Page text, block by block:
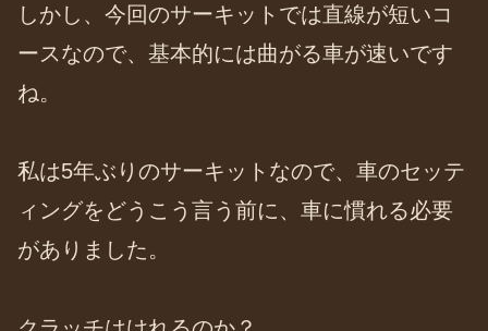
しかし、今回のサーキットでは直線が短いコ
ースなので、基本的には曲がる車が速いです
ね。
私は5年ぶりのサーキットなので、車のセッテ
ィングをどうこう言う前に、車に慣れる必要
がありました。